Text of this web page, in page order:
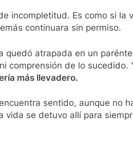
incompletitud. Es como si la
continuara sin permiso.
quedó atrapada en un
comprensión de lo sucedido.
más llevadero.
sentido, aunque no
vida se detuvo allí para